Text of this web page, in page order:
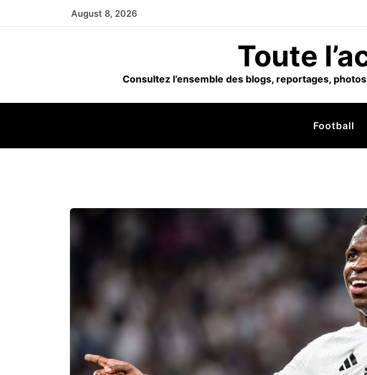
August 8, 2026
Toute
Consultez l’ensemble des blogs, reportages,
Football